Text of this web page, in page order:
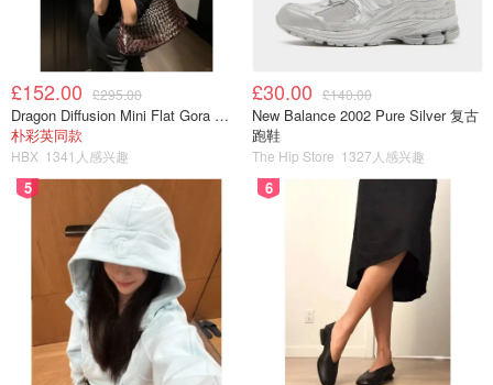
🌟NEOSTRATA泡沫洁面乳
官方介绍：NEOSTRATA 成分含有 18% 乙醇 2% 乳糖酸
肤活性修复温和泡沫洁面乳和毛孔去角质，*芦荟洗面泵 -
甘油，洋甘菊，黄瓜，迷迭香，麦芽糖酸和葡萄糖酸
PHA，4.2 盎司
£152.00 £295.00
Dragon Diffusion Mini Flat Gora 深棕色手提包
朴彩英同款
HBX 1341人感兴趣
£30.00 £140.00
New Balance 2002 Pure Silver 复古
跑鞋
The Hip Store 1327人感兴趣
5 6